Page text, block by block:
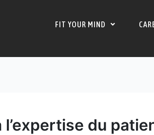
FIT YOUR MIND
l’expertise du